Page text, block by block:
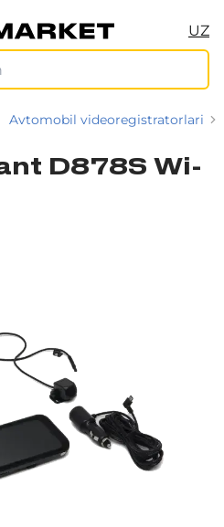
UZ
Avtomobil videoregistratorlari
D878S Wi-